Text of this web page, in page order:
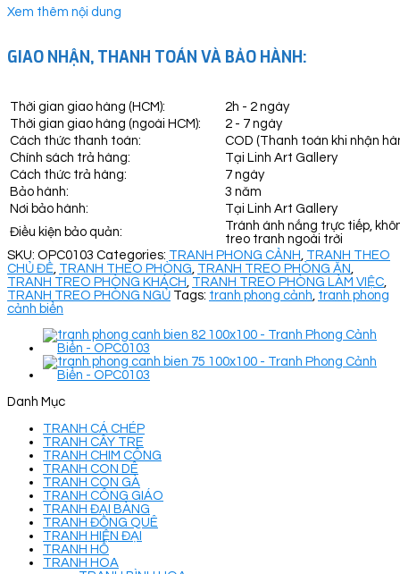
Xem thêm nội dung
GIAO NHẬN, THANH TOÁN VÀ BẢO HÀNH:
Thời gian giao hàng (HCM):
2h - 2 ngày
Thời gian giao hàng (ngoài HCM):
2 - 7 ngày
Cách thức thanh toán:
COD (Thanh toán khi nhận
Chính sách trả hàng:
Tại Linh Art Gallery
Cách thức trả hàng:
7 ngày
Bảo hành:
3 năm
Nơi bảo hành:
Tại Linh Art Gallery
Điều kiện bảo quản:
Tránh ánh nắng trực tiếp,
treo tranh ngoài trời
SKU: OPC0103 Categories: TRANH PHONG CẢNH TRANH THEO
CHỦ ĐỀ TRANH THEO PHÒNG TRANH TREO PHÒNG ĂN
TRANH TREO PHÒNG KHÁCH TRANH TREO PHÒNG LÀM VIỆC
TRANH TREO PHÒNG NGỦ Tags: tranh phong cảnh tranh phong
cảnh biển
Danh Mục
TRANH CÁ CHÉP
TRANH CÂY TRE
TRANH CHIM CÔNG
TRANH CON DÊ
TRANH CON GÀ
TRANH CÔNG GIÁO
TRANH ĐẠI BÀNG
TRANH ĐỒNG QUÊ
TRANH HIỆN ĐẠI
TRANH HỔ
TRANH HOA